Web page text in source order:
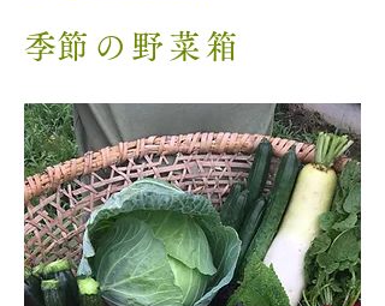
​季節の野菜箱​